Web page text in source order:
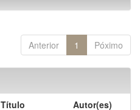
Anterior 1 Póximo
Título Autor(es)